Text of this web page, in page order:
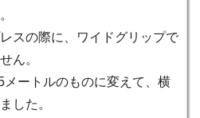
スの際に、ワイドグリップで
ん。
メートルのものに変えて、横
した。